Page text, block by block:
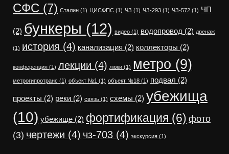
СФС (7) Сталин (1) ЦИСФПС (1) ЧЗ (1) ЧЗ-293 (1) ЧЗ-572 (1) ЧП
(2) бункеры (12) видео (1) водопровод (2) дренаж
(1) история (4) канализация (2) коллекторы (2)
конференция (1) лекции (4) люки (1) метро (9)
метрогипротранс (1) объект №1 (1) объект №18 (1) подвал (2)
проекты (2) реки (2) связь (1) схемы (2) убежища
(10) убежище (2) фортификация (6) фото
(3) чертежи (4) чз-703 (4) экскурсия (1)